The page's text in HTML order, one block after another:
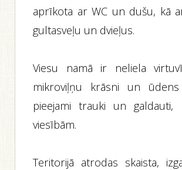
aprīkota ar WC un dušu, kā
gultasveļu un dvieļus.
Viesu namā ir neliela
mikroviļņu krāsni un
pieejami trauki un galdauti,
viesībām.
Teritorijā atrodas skaista,